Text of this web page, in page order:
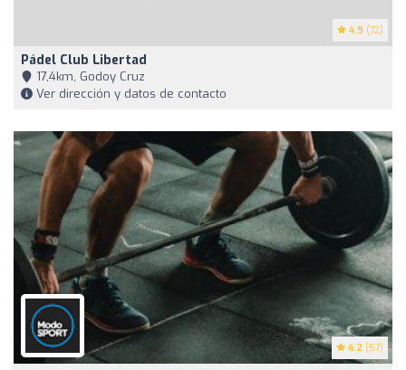
4.9 (72)
Pádel Club Libertad
17,4km, Godoy Cruz
Ver dirección y datos de contacto
4.2 (57)